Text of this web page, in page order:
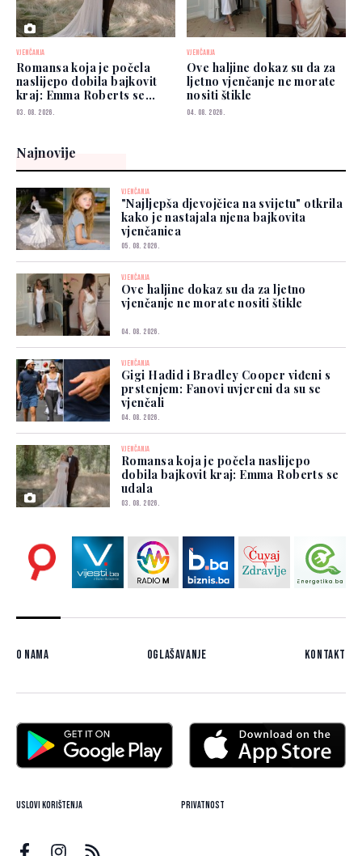
VJENČANJA
Romansa koja je počela
naslijepo dobila bajkovit
kraj: Emma Roberts se
udala
03. 08. 2026.
VJENČANJA
Ove haljine dokaz su da za
ljetno vjenčanje ne morate
nositi štikle
04. 08. 2026.
Najnovije
VJENČANJA
"Najljepša djevojčica na svijetu" otkrila
kako je nastajala njena bajkovita
vjenčanica
05. 08. 2026.
VJENČANJA
Ove haljine dokaz su da za ljetno
vjenčanje ne morate nositi štikle
04. 08. 2026.
VJENČANJA
Gigi Hadid i Bradley Cooper viđeni s
prstenjem: Fanovi uvjereni da su se
vjenčali
04. 08. 2026.
VJENČANJA
Romansa koja je počela naslijepo
dobila bajkovit kraj: Emma Roberts se
udala
03. 08. 2026.
O nama Oglašavanje Kontakt
Uslovi korištenja Privatnost